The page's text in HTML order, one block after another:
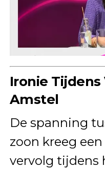
Ironie Tijdens
Amstel
De spanning
zoon kreeg
vervolg tijdens